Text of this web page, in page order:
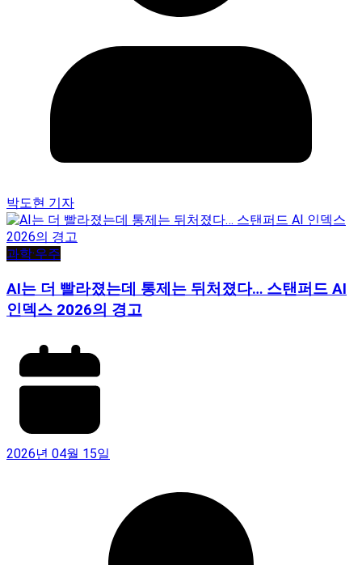
박도현 기자
과학·우주
AI는 더 빨라졌는데 통제는 뒤처졌다… 스탠퍼드 AI
인덱스 2026의 경고
2026년 04월 15일